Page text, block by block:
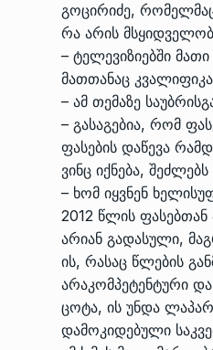
გოცირიძე,
რა არის
– ტელევიზიებში
მათთანაც
– ამ თემაზე
– გასაგებია, რომ
ფასების დაწევა
ვინც იქნება,
– ხომ იყვნენ
2012 წლის
არიან გადასული,
ის, რასაც წლების
არაკომპეტენტური
ცოტა, ის უნდა
დამოკიდებული